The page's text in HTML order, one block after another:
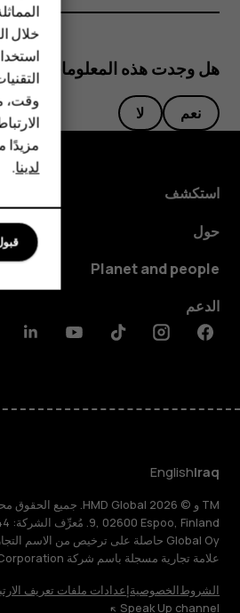
الهواتف المميزة
HMD Terra M
HMD DUB
HMD Watch
للأعمال
هل وجدت هذه المعلومات
نعم لا
استكشف
حول
Planet and people
الدعم
Facebook
Instagram
Tiktok
Youtube
Iraq
English
علامة تجارية مسجلة باسم شركة Nokia Corporation.
الشروطالخصوصيةإعدادات ملفات تعريف
Speak Up channel
خلال
وقت،
مزيدًا
لدينا.